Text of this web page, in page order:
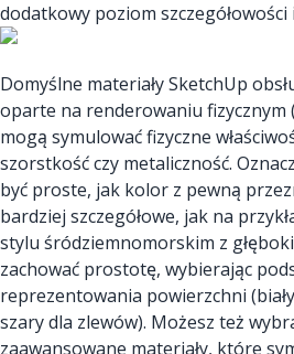
dodatkowy poziom szczegółowości
Domyślne materiały SketchUp
oparte na renderowaniu fizycznym
mogą symulować fizyczne
szorstkość czy metaliczność.
być proste, jak kolor z pewną
bardziej szczegółowe, jak na
stylu śródziemnomorskim z
zachować prostotę, wybierając
reprezentowania powierzchni
szary dla zlewów). Możesz też
zaawansowane materiały, które